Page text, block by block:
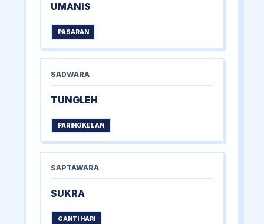
UMANIS
PASARAN
SADWARA
TUNGLEH
PARINGKELAN
SAPTAWARA
SUKRA
GANTI HARI